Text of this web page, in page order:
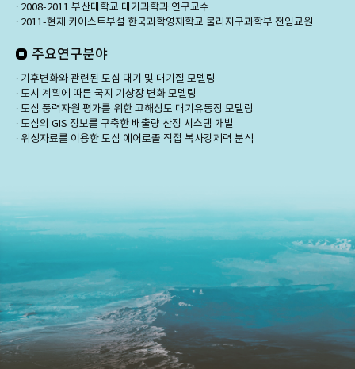
∙ 2008-2011 부산대학교 대기과학과 연구교수
∙ 2011-현재 카이스트부설 한국과학영재학교 물리지구과학부 전임교원
주요연구분야
∙ 기후변화와 관련된 도심 대기 및 대기질 모델링
∙ 도시 계획에 따른 국지 기상장 변화 모델링
∙ 도심 풍력자원 평가를 위한 고해상도 대기유동장 모델링
∙ 도심의 GIS 정보를 구축한 배출량 산정 시스템 개발
∙ 위성자료를 이용한 도심 에어로졸 직접 복사강제력 분석